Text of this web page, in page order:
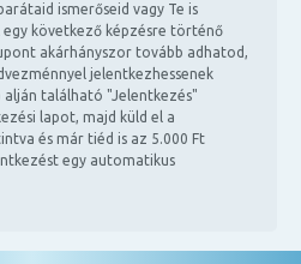
ismerőseid vagy Te is
következő képzésre történő
akárhányszor tovább adhatod,
jelentkezhessenek
alján található "Jelentkezés"
lapot, majd küld el a
és már tiéd is az 5.000 Ft
egy automatikus